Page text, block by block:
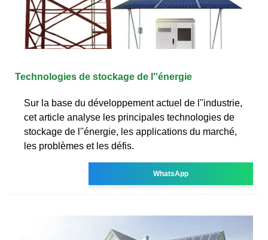
Technologies de stockage de l''énergie
Sur la base du développement actuel de l''industrie,
cet article analyse les principales technologies de
stockage de l''énergie, les applications du marché,
les problèmes et les défis.
WhatsApp